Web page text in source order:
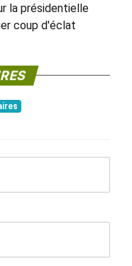
la présidentielle
coup d'éclat